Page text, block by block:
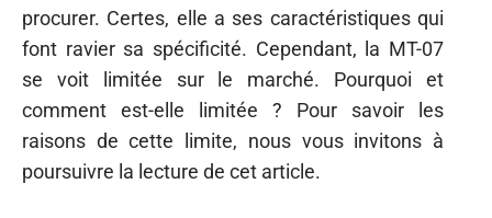
procurer. Certes, elle a ses caractéristiques qui
font ravier sa spécificité. Cependant, la MT-07
se voit limitée sur le marché. Pourquoi et
comment est-elle limitée ? Pour savoir les
raisons de cette limite, nous vous invitons à
poursuivre la lecture de cet article.